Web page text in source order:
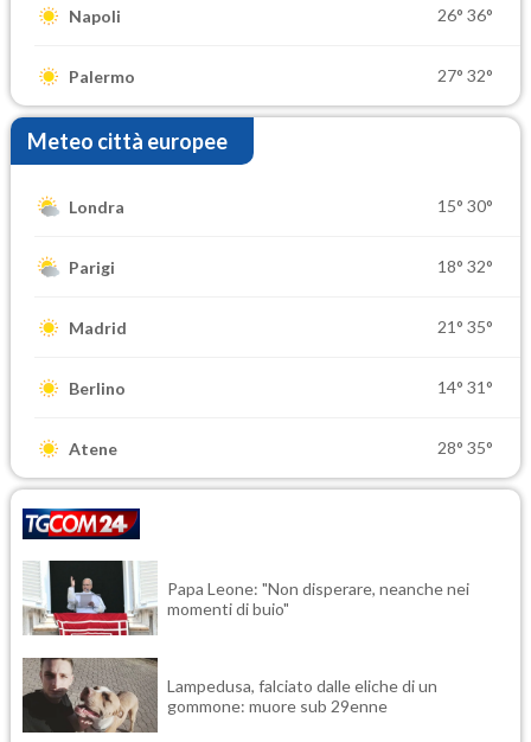
Napoli 26° 36°
Palermo 27° 32°
Meteo città europee
Londra 15° 30°
Parigi 18° 32°
Madrid 21° 35°
Berlino 14° 31°
Atene 28° 35°
Papa Leone: "Non disperare, neanche nei
momenti di buio"
Lampedusa, falciato dalle eliche di un
gommone: muore sub 29enne